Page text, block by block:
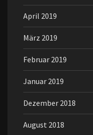
April 2019
März 2019
Februar 2019
Januar 2019
Dezember 2018
August 2018